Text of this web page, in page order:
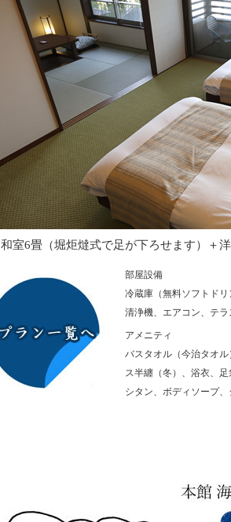
和室6畳（堀炬燵式で足が下ろせます）＋
部屋設備
冷蔵庫（無料ソフトド
清浄機、エアコン、テ
アメニティ
バスタオル（今治タオ
ス半纏（冬）、浴衣、
シタン、ボディソープ